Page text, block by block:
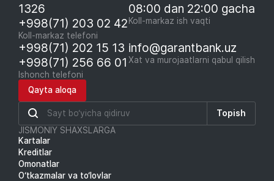
1326
+998(71) 203 02 42
Koll-markaz telefoni
08:00 dan 22:00 gacha
Koll-markaz ish vaqti
+998(71) 202 15 13
+998(71) 256 66 01
Ishonch telefoni
info@garantbank.uz
Xat va murojaatlarni qabul qilish
Qayta aloqa
Topish
JISMONIY SHAXSLARGA
Kartalar
Kreditlar
Omonatlar
O‘tkazmalar va to‘lovlar